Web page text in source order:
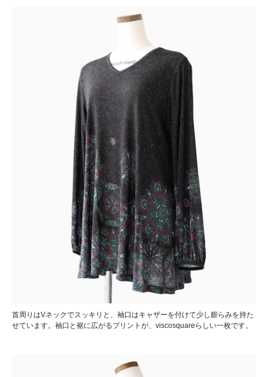
首周りはVネックでスッキリと、袖口はキャザーを付けて少し膨らみを持た
せています。袖口と裾に広がるプリントが、viscosquareらしい一枚です。